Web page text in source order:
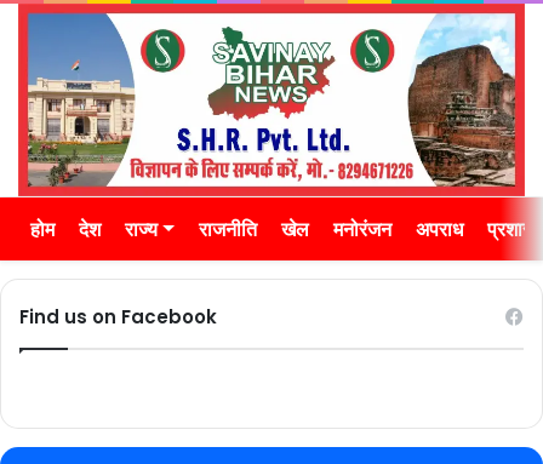
होम देश राज्य राजनीति खेल मनोरंजन अपराध
Find us on Facebook